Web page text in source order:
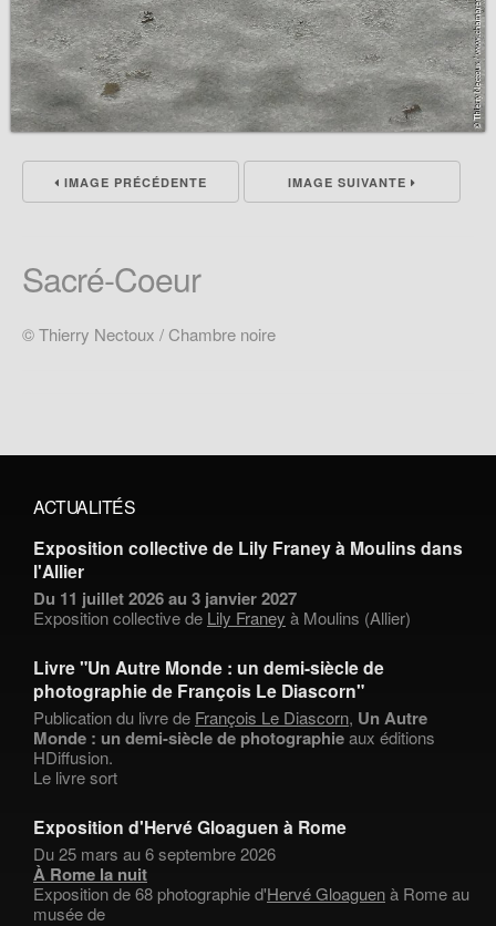
IMAGE PRÉCÉDENTE IMAGE SUIVANTE
Sacré-Coeur
© Thierry Nectoux / Chambre noire
ACTUALITÉS
Exposition collective de Lily Franey à Moulins dans
l'Allier
Du 11 juillet 2026 au 3 janvier 2027
Exposition collective de Lily Franey à Moulins (Allier)
Livre "Un Autre Monde : un demi-siècle de
photographie de François Le Diascorn"
Publication du livre de François Le Diascorn, Un Autre
Monde : un demi-siècle de photographieaux éditions
HDiffusion.
Le livre sort
Exposition d'Hervé Gloaguen à Rome
Du 25 mars au 6 septembre 2026
À Rome la nuit
Exposition de 68 photographie d'Hervé Gloaguenà Rome au
musée de